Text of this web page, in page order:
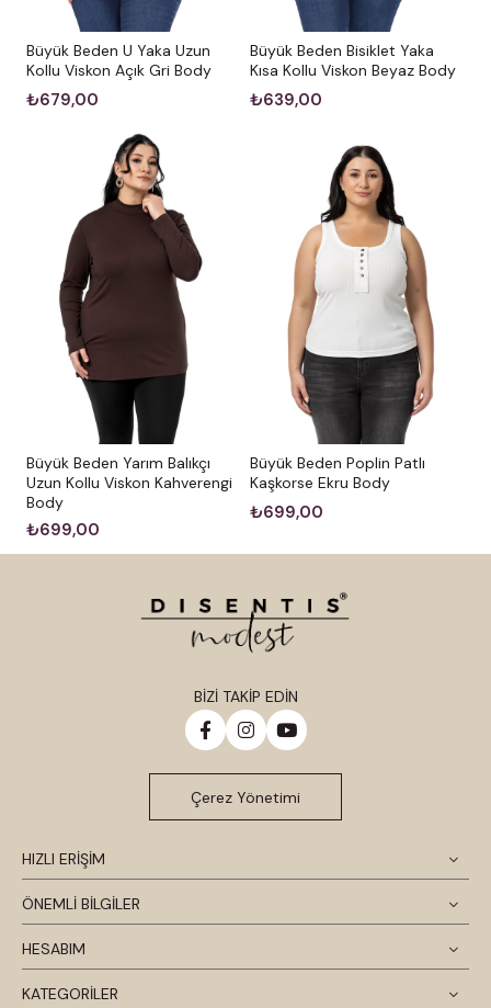
Büyük Beden U Yaka Uzun
Kollu Viskon Açık Gri Body
₺679,00
Büyük Beden Bisiklet Yaka
Kısa Kollu Viskon Beyaz Body
₺639,00
Büyük Beden Yarım Balıkçı
Uzun Kollu Viskon Kahverengi
Body
₺699,00
Büyük Beden Poplin Patlı
Kaşkorse Ekru Body
₺699,00
HIZLI ERİŞİM
ÖNEMLİ BİLGİLER
HESABIM
KATEGORİLER
BİZİ TAKİP EDİN
Çerez Yönetimi